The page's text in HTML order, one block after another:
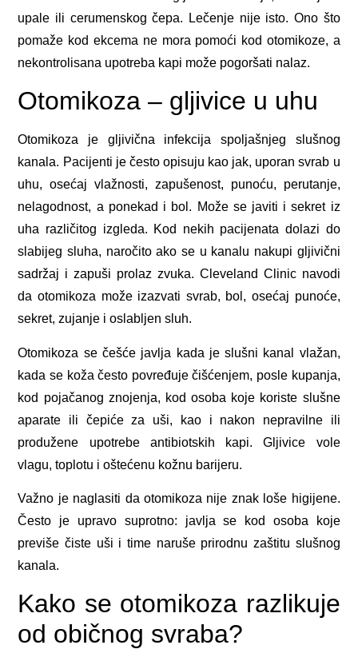
upale ili cerumenskog čepa. Lečenje nije isto. Ono što
pomaže kod ekcema ne mora pomoći kod otomikoze, a
nekontrolisana upotreba kapi može pogoršati nalaz.
Otomikoza – gljivice u uhu
Otomikoza je gljivična infekcija spoljašnjeg slušnog
kanala. Pacijenti je često opisuju kao jak, uporan svrab u
uhu, osećaj vlažnosti, zapušenost, punoću, perutanje,
nelagodnost, a ponekad i bol. Može se javiti i sekret iz
uha različitog izgleda. Kod nekih pacijenata dolazi do
slabijeg sluha, naročito ako se u kanalu nakupi gljivični
sadržaj i zapuši prolaz zvuka. Cleveland Clinic navodi
da otomikoza može izazvati svrab, bol, osećaj punoće,
sekret, zujanje i oslabljen sluh.
Otomikoza se češće javlja kada je slušni kanal vlažan,
kada se koža često povređuje čišćenjem, posle kupanja,
kod pojačanog znojenja, kod osoba koje koriste slušne
aparate ili čepiće za uši, kao i nakon nepravilne ili
produžene upotrebe antibiotskih kapi. Gljivice vole
vlagu, toplotu i oštećenu kožnu barijeru.
Važno je naglasiti da otomikoza nije znak loše higijene.
Često je upravo suprotno: javlja se kod osoba koje
previše čiste uši i time naruše prirodnu zaštitu slušnog
kanala.
Kako se otomikoza razlikuje
od običnog svraba?